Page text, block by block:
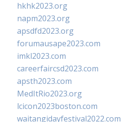
hkhk2023.org
napm2023.org
apsdfd2023.org
forumausape2023.com
imkl2023.com
careerfaircsd2023.com
apsth2023.com
MedItRio2023.org
lcicon2023boston.com
waitangidayfestival2022.com